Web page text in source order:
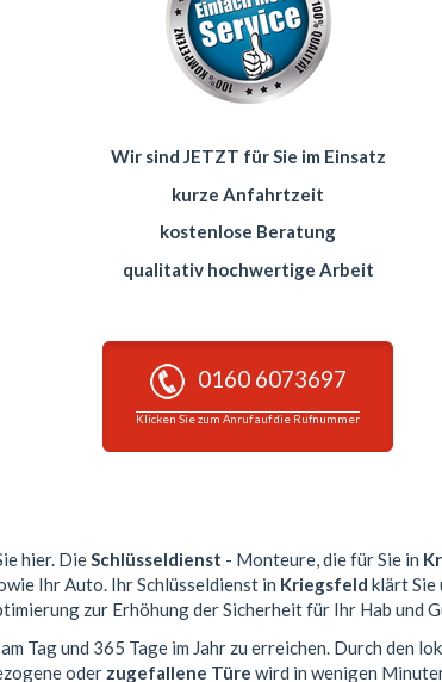
Wir sind JETZT für Sie im Einsatz
kurze Anfahrtzeit
kostenlose Beratung
qualitativ hochwertige Arbeit
0160 6073697
Klicken Sie zum Anruf auf die Rufnummer
hier. DieSchlüsseldienst - Monteure, die für Sie in
Ihr Auto. Ihr Schlüsseldienst in Kriegsfeld klärt Sie
zur Erhöhung der Sicherheit für Ihr Hab und
Tag und 365 Tage im Jahr zu erreichen. Durch den
oder zugefallene Türe wird in wenigen